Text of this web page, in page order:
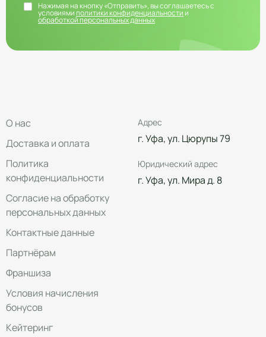
Нажимая на кнопку «Отправить», вы соглашаетесь с
условиямиполитики конфиденциальностии
обработкой персональных данных
О нас
Доставка и оплата
Политика
конфиденциальности
Согласие на обработку
персональных данных
Контактные данные
Партнёрам
Франшиза
Условия начисления
бонусов
Кейтеринг
Адрес
г. Уфа, ул. Цюрупы 79
Юридический адрес
г. Уфа, ул. Мира д. 8